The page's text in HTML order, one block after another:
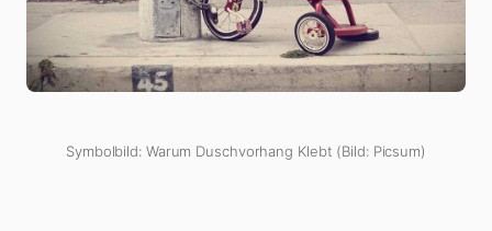
Symbolbild: Warum Duschvorhang Klebt (Bild: Picsum)